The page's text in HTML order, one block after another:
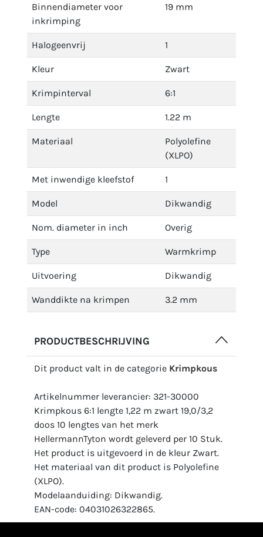
Binnendiameter voor
inkrimping
19 mm
Halogeenvrij 1
Kleur Zwart
Krimpinterval 6:1
Lengte 1.22 m
Materiaal
Polyolefine
(XLPO)
Met inwendige kleefstof 1
Model Dikwandig
Nom. diameter in inch Overig
Type Warmkrimp
Uitvoering Dikwandig
Wanddikte na krimpen 3.2 mm
PRODUCTBESCHRIJVING
Dit product valt in de categorie Krimpkous
Artikelnummer leverancier: 321-30000
Krimpkous 6:1 lengte 1,22 m zwart 19,0/3,2
doos 10 lengtes van het merk
HellermannTyton wordt geleverd per 10 Stuk.
Het product is uitgevoerd in de kleur Zwart.
Het materiaal van dit product is Polyolefine
(XLPO).
Modelaanduiding: Dikwandig.
EAN-code: 04031026322865.